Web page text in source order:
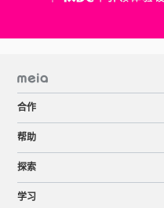
合作
帮助
探索
学习